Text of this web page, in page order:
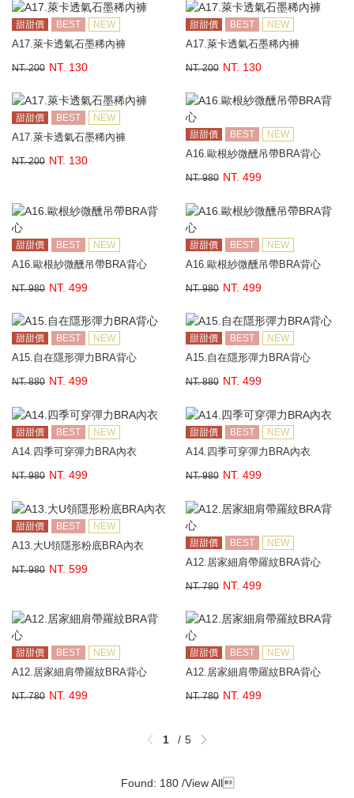
甜甜價 BEST NEW
A17.萊卡透氣石墨稀內褲
NT. 200 NT. 130
甜甜價 BEST NEW
A17.萊卡透氣石墨稀內褲
NT. 200 NT. 130
甜甜價 BEST NEW
A17.萊卡透氣石墨稀內褲
NT. 200 NT. 130
甜甜價 BEST NEW
A16.歐根紗微醺吊帶BRA背心
NT. 980 NT. 499
甜甜價 BEST NEW
A16.歐根紗微醺吊帶BRA背心
NT. 980 NT. 499
甜甜價 BEST NEW
A16.歐根紗微醺吊帶BRA背心
NT. 980 NT. 499
甜甜價 BEST NEW
A15.自在隱形彈力BRA背心
NT. 880 NT. 499
甜甜價 BEST NEW
A15.自在隱形彈力BRA背心
NT. 880 NT. 499
甜甜價 BEST NEW
A14.四季可穿彈力BRA內衣
NT. 980 NT. 499
甜甜價 BEST NEW
A14.四季可穿彈力BRA內衣
NT. 980 NT. 499
甜甜價 BEST NEW
A13.大U領隱形粉底BRA內衣
NT. 980 NT. 599
甜甜價 BEST NEW
A12.居家細肩帶羅紋BRA背心
NT. 780 NT. 499
甜甜價 BEST NEW
A12.居家細肩帶羅紋BRA背心
NT. 780 NT. 499
甜甜價 BEST NEW
A12.居家細肩帶羅紋BRA背心
NT. 780 NT. 499
1 5
Found: 180 /View All